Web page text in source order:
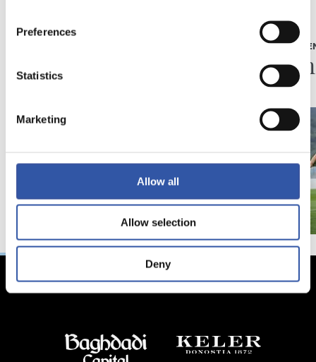
Preferences
Statistics
Marketing
Allow all
Allow selection
Deny
09/08/2026
Así se van a preparar
05/08/2026